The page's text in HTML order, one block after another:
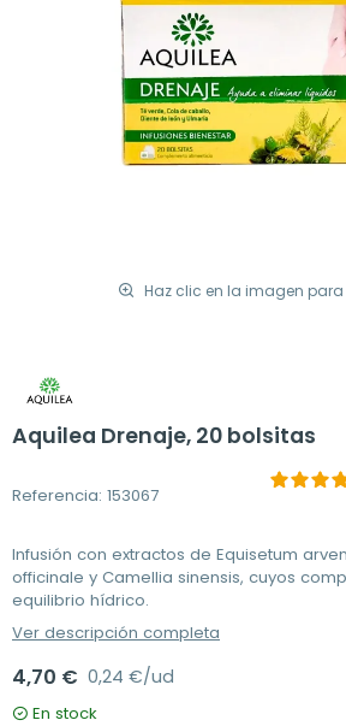
Haz clic en la imagen
Aquilea Drenaje, 20 bolsitas
Referencia: 153067
Infusión con extractos de Equisetum
officinale y Camellia sinensis, cuyos
equilibrio hídrico.
Ver descripción completa
4,70 € 0,24 €/ud
En stock